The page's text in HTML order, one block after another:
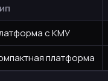
с КМУ
платформа